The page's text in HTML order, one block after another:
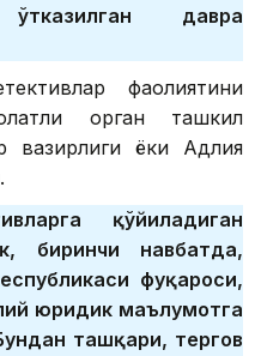
давра
фаолиятини
орган ташкил
ёки Адлия
қўйиладиган
биринчи навбатда,
фуқароси,
юридик маълумотга
ташқари, тергов